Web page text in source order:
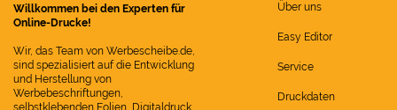
Willkommen bei den Experten für
Online-Drucke!
Wir, das Team von Werbescheibe.de,
sind spezialisiert auf die Entwicklung
und Herstellung von
Werbebeschriftungen,
selbstklebenden Folien, Digitaldruck
Über uns
Easy Editor
Service
Druckdaten